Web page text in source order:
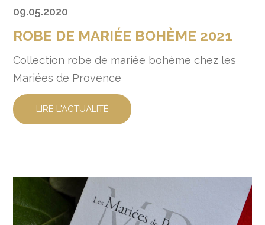
09.05.2020
ROBE DE MARIÉE BOHÈME 2021
Collection robe de mariée bohème chez les
Mariées de Provence
LIRE L'ACTUALITÉ